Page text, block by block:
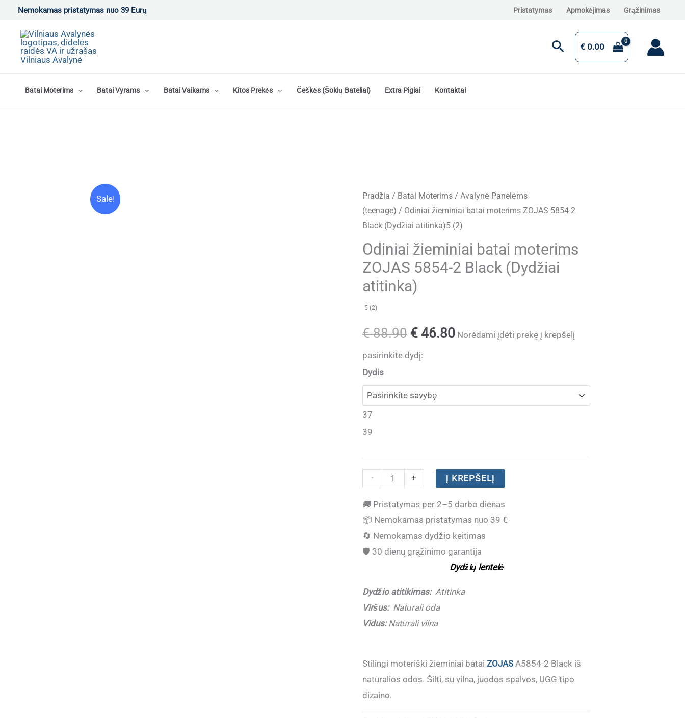
Pereiti
turinio
Nemokamas pristatymas nuo 39 Eurų Pristatymas Apmokėjimas Grąžinimas
Paieška
€0.00
Batai Moterims Batai Vyrams Batai Vaikams Kitos Prekės Češkės (šokių Bateliai) Extra Pigiai Kontaktai
Sale! Pradžia / Batai Moterims/ Avalynė Panelėms
(teenage) / Odiniai žieminiai batai moterims ZOJAS 5854-2
Black (Dydžiai atitinka)5 (2)
Odiniai žieminiai batai moterims
ZOJAS 5854-2 Black (Dydžiai
atitinka)
5 (2)
€88.90 Original
price
€ 88.90.
€46.80Current
€ 46.80.
Norėdami įdėti prekę į krepšelį
pasirinkite dydį:
Dydis
37
39
-
produkto
Odiniai
žieminiai
batai
moterims
5854-
2
Black
+ Į KREPŠELĮ
🚚 Pristatymas per 2–5 darbo dienas
📦 Nemokamas pristatymas nuo 39 €
🔄 Nemokamas dydžio keitimas
🛡️ 30 dienų grąžinimo garantija
Dydžių lentelė
Dydžio atitikimas:Atitinka
Viršus:Natūrali oda
Vidus:Natūrali vilna
Stilingi moteriški žieminiai batai ZOJASA5854-2 Black iš
natūralios odos. Šilti, su vilna, juodos spalvos, UGG tipo
dizaino.